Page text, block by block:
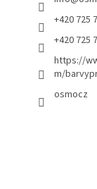
+420 725
+420 725
https://
m/
osmocz